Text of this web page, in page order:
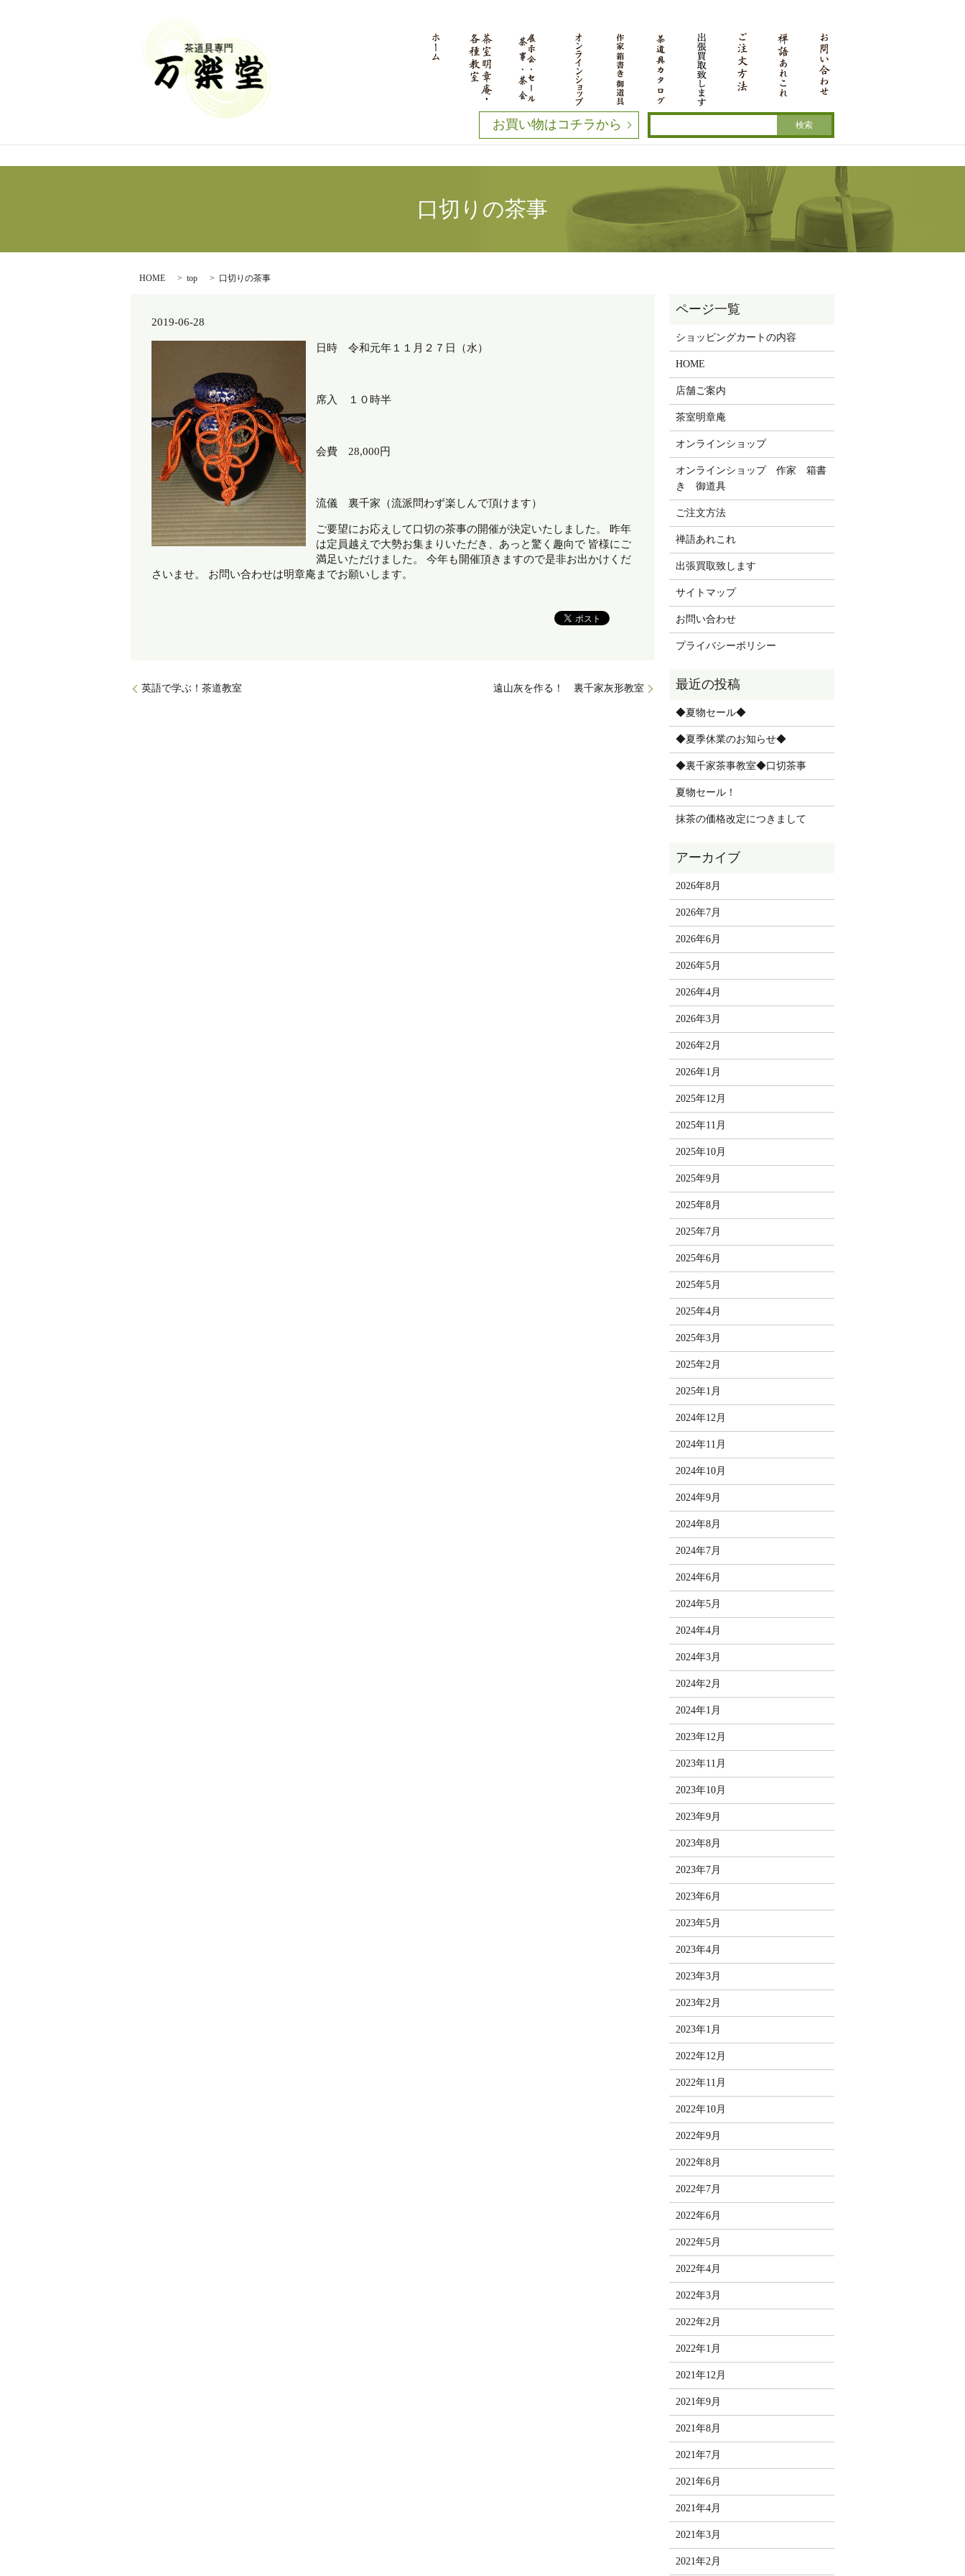
お買い物はコチラから
口切りの茶事
HOME top 口切りの茶事
2019-06-28
日時 令和元年１１月２７日（水）
席入 １０時半
会費 28,000円
流儀 裏千家（流派問わず楽しんで頂けます）
ご要望にお応えして口切の茶事の開催が決定いたしました。 昨年
は定員越えで大勢お集まりいただき、あっと驚く趣向で 皆様にご
満足いただけました。 今年も開催頂きますので是非お出かけくだ
さいませ。 お問い合わせは明章庵までお願いします。
英語で学ぶ！茶道教室 遠山灰を作る！ 裏千家灰形教室
ショッピングカートの内容
HOME
店舗ご案内
茶室明章庵
オンラインショップ
オンラインショップ 作家 箱書
き 御道具
ご注文方法
禅語あれこれ
出張買取致します
サイトマップ
お問い合わせ
プライバシーポリシー
◆夏物セール◆
◆夏季休業のお知らせ◆
◆裏千家茶事教室◆口切茶事
夏物セール！
抹茶の価格改定につきまして
2026年8月
2026年7月
2026年6月
2026年5月
2026年4月
2026年3月
2026年2月
2026年1月
2025年12月
2025年11月
2025年10月
2025年9月
2025年8月
2025年7月
2025年6月
2025年5月
2025年4月
2025年3月
2025年2月
2025年1月
2024年12月
2024年11月
2024年10月
2024年9月
2024年8月
2024年7月
2024年6月
2024年5月
2024年4月
2024年3月
2024年2月
2024年1月
2023年12月
2023年11月
2023年10月
2023年9月
2023年8月
2023年7月
2023年6月
2023年5月
2023年4月
2023年3月
2023年2月
2023年1月
2022年12月
2022年11月
2022年10月
2022年9月
2022年8月
2022年7月
2022年6月
2022年5月
2022年4月
2022年3月
2022年2月
2022年1月
2021年12月
2021年9月
2021年8月
2021年7月
2021年6月
2021年4月
2021年3月
2021年2月